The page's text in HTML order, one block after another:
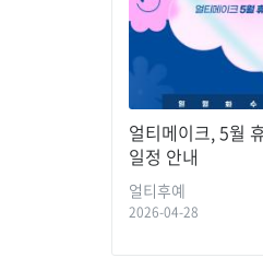
얼티메이크, 5월
일정 안내
얼티후예
2026-04-28